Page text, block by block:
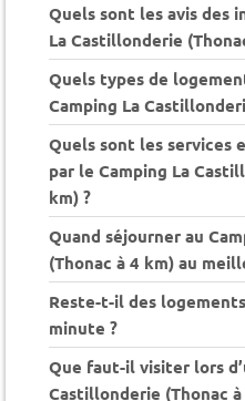
Quels sont les avis des
La Castillonderie
Quels types de
Camping La
Quels sont les services
par le Camping La
km) ?
Quand séjourner au
(Thonac à 4 km) au
Reste-t-il des
minute ?
Que faut-il visiter lors
Castillonderie (Thonac à